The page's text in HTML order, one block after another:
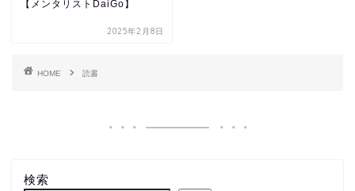
【メンタリストDaiGo】
2025年2月8日
HOME 読書
検索